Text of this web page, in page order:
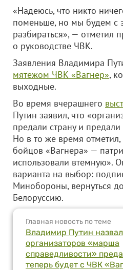
«Надеюсь, что никто
поменьше, но мы будем с
разбираться», — отметил
о руководстве ЧВК.
Заявления Владимира
мятежом ЧВК «Вагнер»,
выходные.
Во время вчерашнего
Путин заявил, что
предали страну и
Но в то же время
бойцов «Вагнера» —
использовали втемную».
варианта на выбор:
Минобороны, вернуться
Белоруссию.
Главная новость по теме
Владимир Путин назвал
организаторов «марша
справедливости»
теперь будет с ЧВК